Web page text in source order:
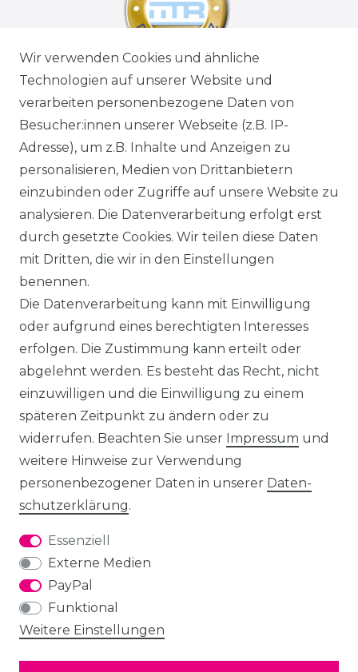
Wir verwenden Cookies und ähnliche
Technologien auf unserer Website und
verarbeiten personenbezogene Daten von
Besucher:innen unserer Webseite (z.B. IP-
Adresse), um z.B. Inhalte und Anzeigen zu
personalisieren, Medien von Drittanbietern
einzubinden oder Zugriffe auf unsere Website zu
analysieren. Die Datenverarbeitung erfolgt erst
durch gesetzte Cookies. Wir teilen diese Daten
mit Dritten, die wir in den Einstellungen
benennen.
Die Datenverarbeitung kann mit Einwilligung
oder aufgrund eines berechtigten Interesses
erfolgen. Die Zustimmung kann erteilt oder
abgelehnt werden. Es besteht das Recht, nicht
einzuwilligen und die Einwilligung zu einem
späteren Zeitpunkt zu ändern oder zu
widerrufen. Beachten Sie unser Impressum und
weitere Hinweise zur Verwendung
personenbezogener Daten in unserer Daten­
schutz­erklärung.
Essenziell
Externe Medien
PayPal
Funktional
Weitere Einstellungen